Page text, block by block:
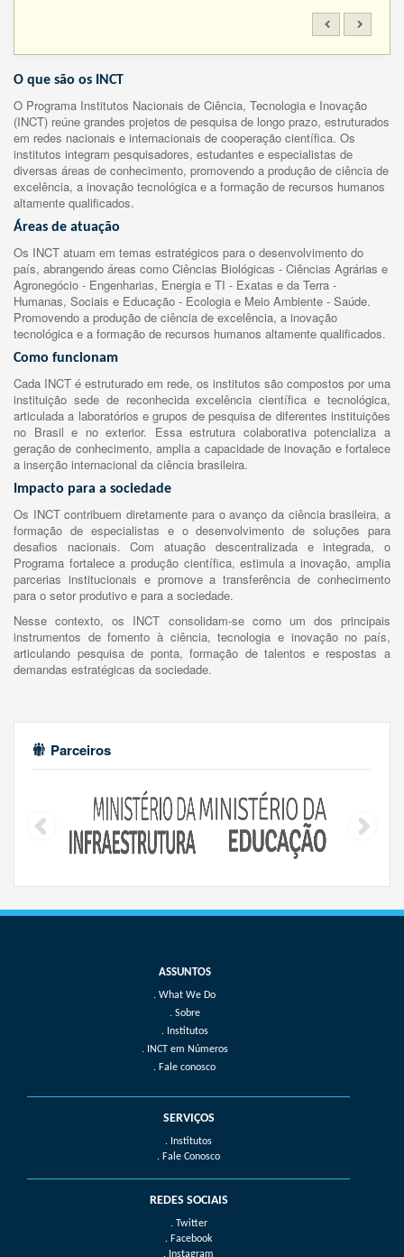
O que são os INCT
O Programa Institutos Nacionais de Ciência, Tecnologia e Inovação
(INCT) reúne grandes projetos de pesquisa de longo prazo, estruturados
em redes nacionais e internacionais de cooperação científica. Os
institutos integram pesquisadores, estudantes e especialistas de
diversas áreas de conhecimento, promovendo a produção de ciência de
excelência, a inovação tecnológica e a formação de recursos humanos
altamente qualificados.
Áreas de atuação
Os INCT atuam em temas estratégicos para o desenvolvimento do
país, abrangendo áreas como Ciências Biológicas - Ciências Agrárias e
Agronegócio - Engenharias, Energia e TI - Exatas e da Terra -
Humanas, Sociais e Educação - Ecologia e Meio Ambiente - Saúde.
Promovendo a produção de ciência de excelência, a inovação
tecnológica e a formação de recursos humanos altamente qualificados.
Como funcionam
Cada INCT é estruturado em rede, os institutos são compostos por uma
instituição sede de reconhecida excelência científica e tecnológica,
articulada a laboratórios e grupos de pesquisa de diferentes instituições
no Brasil e no exterior. Essa estrutura colaborativa potencializa a
geração de conhecimento, amplia a capacidade de inovação e fortalece
a inserção internacional da ciência brasileira.
Impacto para a sociedade
Os INCT contribuem diretamente para o avanço da ciência brasileira, a
formação de especialistas e o desenvolvimento de soluções para
desafios nacionais. Com atuação descentralizada e integrada, o
Programa fortalece a produção científica, estimula a inovação, amplia
parcerias institucionais e promove a transferência de conhecimento
para o setor produtivo e para a sociedade.
Nesse contexto, os INCT consolidam-se como um dos principais
instrumentos de fomento à ciência, tecnologia e inovação no país,
articulando pesquisa de ponta, formação de talentos e respostas a
demandas estratégicas da sociedade.
Parceiros
What We Do
Sobre
Institutos
INCT em Números
Fale conosco
SERVIÇOS
. Institutos
. Fale Conosco
REDES SOCIAIS
. Twitter
. Facebook
. Instagram